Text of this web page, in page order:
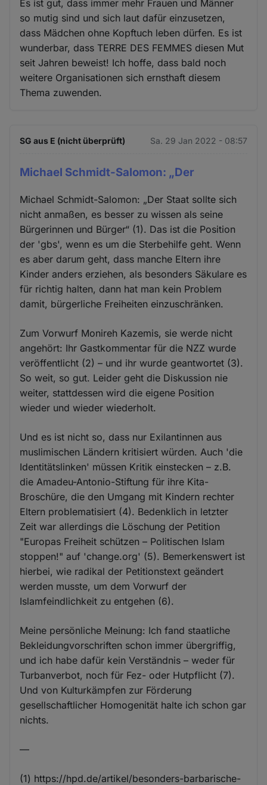
Es ist gut, dass immer mehr Frauen und Männer
so mutig sind und sich laut dafür einzusetzen,
dass Mädchen ohne Kopftuch leben dürfen. Es ist
wunderbar, dass TERRE DES FEMMES diesen Mut
seit Jahren beweist! Ich hoffe, dass bald noch
weitere Organisationen sich ernsthaft diesem
Thema zuwenden.
SG aus E (nicht überprüft) Sa. 29 Jan 2022 - 08:57
Michael Schmidt-Salomon: „Der
Michael Schmidt-Salomon: „Der Staat sollte sich
nicht anmaßen, es besser zu wissen als seine
Bürgerinnen und Bürger“ (1). Das ist die Position
der 'gbs', wenn es um die Sterbehilfe geht. Wenn
es aber darum geht, dass manche Eltern ihre
Kinder anders erziehen, als besonders Säkulare es
für richtig halten, dann hat man kein Problem
damit, bürgerliche Freiheiten einzuschränken.
Zum Vorwurf Monireh Kazemis, sie werde nicht
angehört: Ihr Gastkommentar für die NZZ wurde
veröffentlicht (2) – und ihr wurde geantwortet (3).
So weit, so gut. Leider geht die Diskussion nie
weiter, stattdessen wird die eigene Position
wieder und wieder wiederholt.
Und es ist nicht so, dass nur Exilantinnen aus
muslimischen Ländern kritisiert würden. Auch 'die
Identitätslinken' müssen Kritik einstecken – z.B.
die Amadeu-Antonio-Stiftung für ihre Kita-
Broschüre, die den Umgang mit Kindern rechter
Eltern problematisiert (4). Bedenklich in letzter
Zeit war allerdings die Löschung der Petition
"Europas Freiheit schützen – Politischen Islam
stoppen!" auf 'change.org' (5). Bemerkenswert ist
hierbei, wie radikal der Petitionstext geändert
werden musste, um dem Vorwurf der
Islamfeindlichkeit zu entgehen (6).
Meine persönliche Meinung: Ich fand staatliche
Bekleidungvorschriften schon immer übergriffig,
und ich habe dafür kein Verständnis – weder für
Turbanverbot, noch für Fez- oder Hutpflicht (7).
Und von Kulturkämpfen zur Förderung
gesellschaftlicher Homogenität halte ich schon gar
nichts.
—
(1) https://hpd.de/artikel/besonders-barbarische-